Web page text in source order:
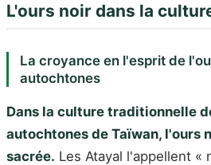
L'ours noir dans la
La croyance en l'esprit de
autochtones
Dans la culture traditionnelle
autochtones de Taïwan, l'ours
sacrée. Les Atayal l'appellent «